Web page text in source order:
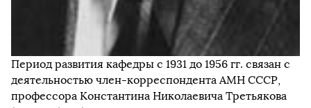
Период развития кафедры с 1931 до 1956 гг. связан с
деятельностью член-корреспондента АМН СССР,
профессора Константина Николаевича Третьякова